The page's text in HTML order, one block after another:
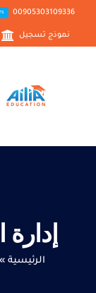
00905303109336
نموذج تسجيل
الرئيسية